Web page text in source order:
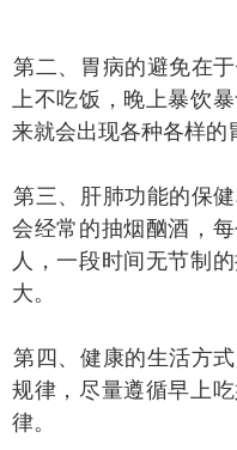
、胃病的避免在于
上不吃饭，晚上暴饮
来就会出现各种各样的
、肝肺功能的保健
会经常的抽烟酗酒，
人，一段时间无节制
大。
、健康的生活方式
规律，尽量遵循早上
律。